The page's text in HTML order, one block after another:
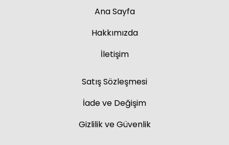
Ana Sayfa
Hakkımızda
İletişim
Satış Sözleşmesi
İade ve Değişim
Gizlilik ve Güvenlik